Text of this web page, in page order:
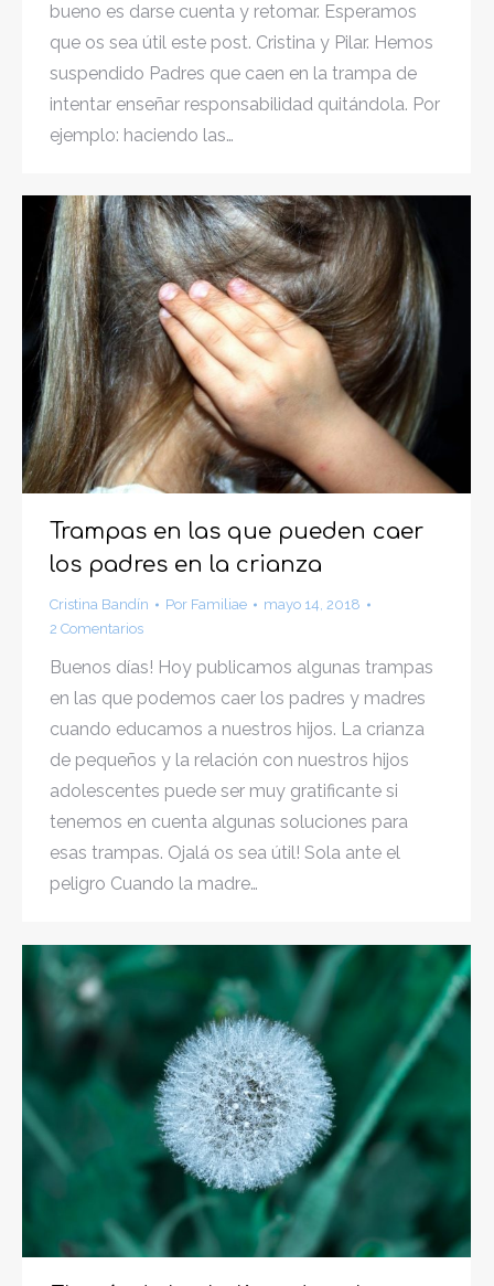
bueno es darse cuenta y retomar. Esperamos
que os sea útil este post. Cristina y Pilar. Hemos
suspendido Padres que caen en la trampa de
intentar enseñar responsabilidad quitándola. Por
ejemplo: haciendo las…
Trampas en las que pueden caer
los padres en la crianza
Cristina Bandín Por Familiae
mayo 14, 2018
2 Comentarios
Buenos días! Hoy publicamos algunas trampas
en las que podemos caer los padres y madres
cuando educamos a nuestros hijos. La crianza
de pequeños y la relación con nuestros hijos
adolescentes puede ser muy gratificante si
tenemos en cuenta algunas soluciones para
esas trampas. Ojalá os sea útil! Sola ante el
peligro Cuando la madre…